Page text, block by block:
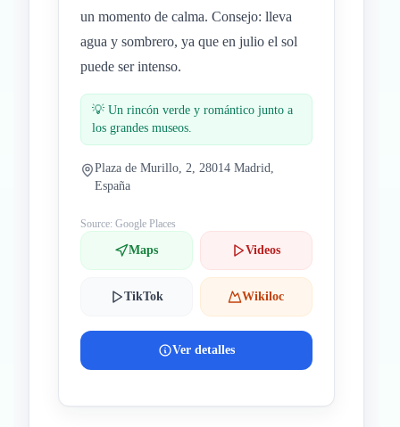
un momento de calma. Consejo: lleva
agua y sombrero, ya que en julio el sol
puede ser intenso.
💡 Un rincón verde y romántico junto a
los grandes museos.
Plaza de Murillo, 2, 28014 Madrid,
España
Source: Google Places
Maps Videos
TikTok Wikiloc
Ver detalles